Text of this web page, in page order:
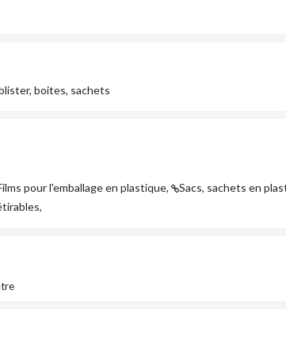
boites, sachets
pour l'emballage en plastique, Sacs, sachets en